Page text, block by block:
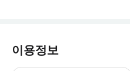
이용정보